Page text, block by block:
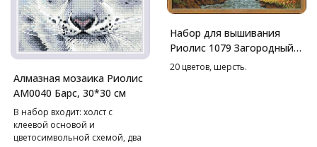
Алмазная мозаика Риолис
АМ0040 Барс, 30*30 см
В набор входит: холст с
клеевой основой и
цветосимвольной схемой, два
Набор для вышивания
Риолис 1079 Загородный
пейзаж. Осень, 38*26 см
20 цветов, шерсть.